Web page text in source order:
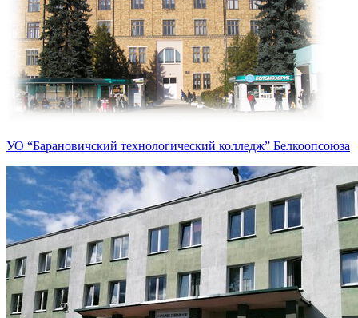
УО “Барановичский технологический колледж” Белкоопсоюза